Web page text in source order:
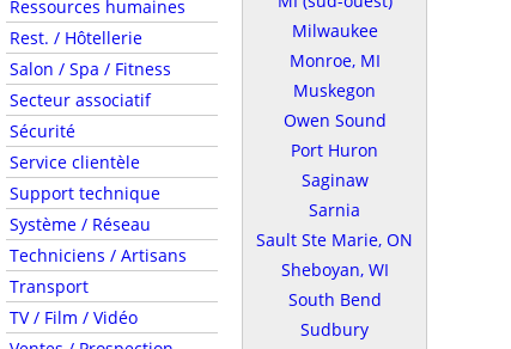
Ressources humaines
Rest. / Hôtellerie
Salon / Spa / Fitness
Secteur associatif
Sécurité
Service clientèle
Support technique
Système / Réseau
Techniciens / Artisans
Transport
TV / Film / Vidéo
Milwaukee
Monroe, MI
Muskegon
Owen Sound
Port Huron
Saginaw
Sarnia
Sault Ste Marie, ON
Sheboyan, WI
South Bend
Sudbury